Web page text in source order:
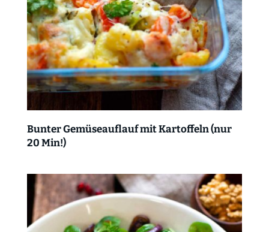
Bunter Gemüseauflauf mit Kartoffeln (nur
20 Min!)